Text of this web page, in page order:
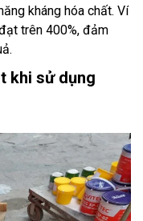
kháng hóa chất. Ví
trên 400%, đảm
khi sử dụng